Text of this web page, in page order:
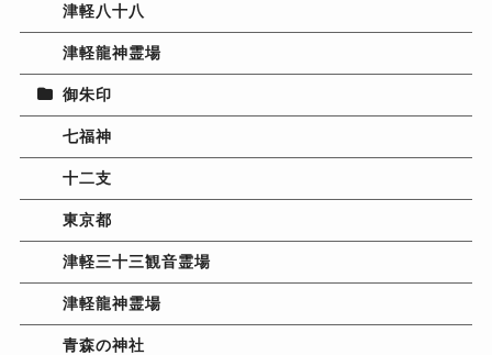
津軽八十八
津軽龍神霊場
御朱印
七福神
十二支
東京都
津軽三十三観音霊場
津軽龍神霊場
青森の神社